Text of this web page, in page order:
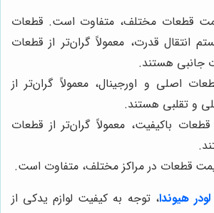
قطعات مختلف، متفاوت است. قطعات
انتقال قدرت، معمولاً گران‌تر از قطعات
جانبی هستند.
اصلی و اورجینال، معمولاً گران‌تر از
و تقلبی هستند.
قطعات باکیفیت، معمولاً گران‌تر از قطعات
قطعات در مراکز مختلف، متفاوت است.
هیوندا، توجه به کیفیت لوازم یدکی از